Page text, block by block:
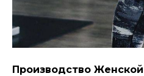
Производство